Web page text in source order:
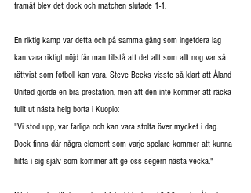
framåt blev det dock och matchen slutade 1-1.
En riktig kamp var detta och på samma gång som ingetdera lag
kan vara riktigt nöjd får man tillstå att det allt som allt nog var så
rättvist som fotboll kan vara. Steve Beeks visste så klart att Åland
United gjorde en bra prestation, men att den inte kommer att räcka
fullt ut nästa helg borta i Kuopio:
"Vi stod upp, var farliga och kan vara stolta över mycket i dag.
Dock finns där några element som varje spelare kommer att kunna
hitta i sig själv som kommer att ge oss segern nästa vecka."